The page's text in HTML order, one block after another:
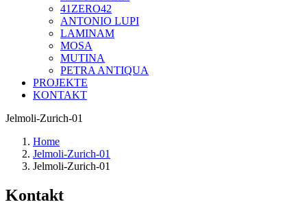
41ZERO42
ANTONIO LUPI
LAMINAM
MOSA
MUTINA
PETRA ANTIQUA
PROJEKTE
KONTAKT
Jelmoli-Zurich-01
Home
Jelmoli-Zurich-01
Jelmoli-Zurich-01
Kontakt